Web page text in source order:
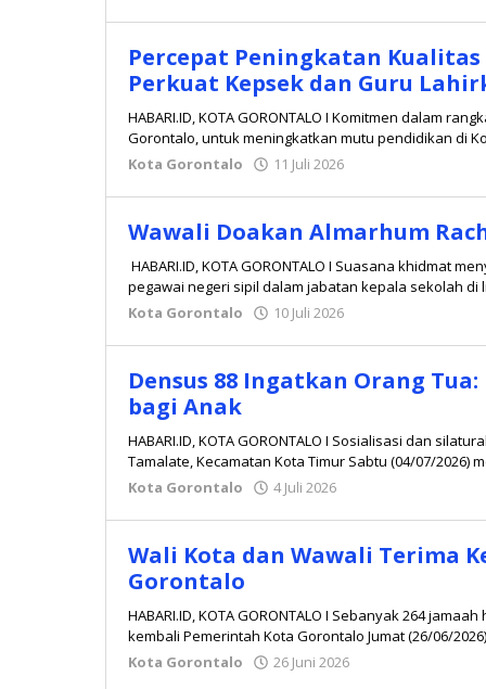
Percepat Peningkatan
Perkuat Kepsek dan Guru
HABARI.ID, KOTA GORONTALO I Komitmen dalam
Gorontalo, untuk meningkatkan mutu pendidikan di
Kota Gorontalo
11 Juli 2026
Wawali Doakan Almarhum
HABARI.ID, KOTA GORONTALO I Suasana khidmat
pegawai negeri sipil dalam jabatan kepala sekolah di
Kota Gorontalo
10 Juli 2026
Densus 88 Ingatkan Orang
bagi Anak
HABARI.ID, KOTA GORONTALO I Sosialisasi dan
Tamalate, Kecamatan Kota Timur Sabtu (04/07/2026)
Kota Gorontalo
4 Juli 2026
Wali Kota dan Wawali Terima
Gorontalo
HABARI.ID, KOTA GORONTALO I Sebanyak 264
kembali Pemerintah Kota Gorontalo Jumat (26/06/
Kota Gorontalo
26 Juni 2026